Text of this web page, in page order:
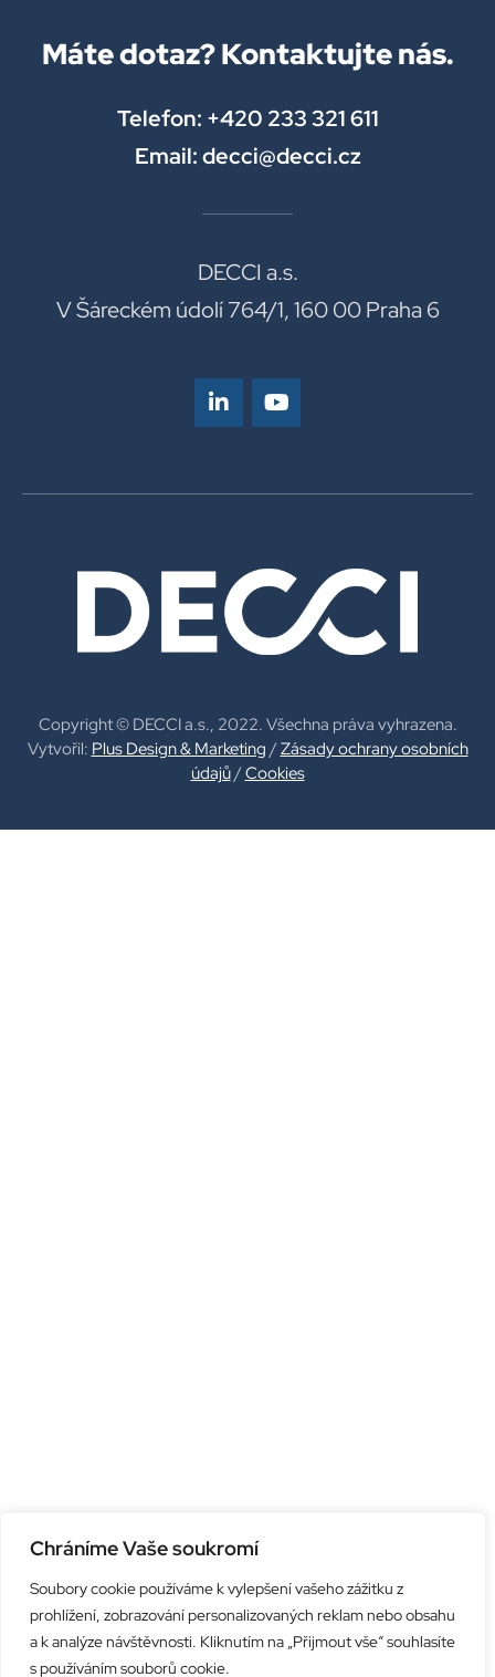
Chráníme Vaše soukromí
Soubory cookie používáme k vylepšení vašeho zážitku z
prohlížení, zobrazování personalizovaných reklam nebo obsahu
a k analýze návštěvnosti. Kliknutím na „Přijmout vše“ souhlasíte
s používáním souborů cookie.
Máte dotaz? Kontaktujte nás.
Telefon: +420 233 321 611
Email: decci@decci.cz
DECCI a.s.
V Šáreckém údolí 764/1, 160 00 Praha 6
Copyright © DECCI a.s., 2022. Všechna práva vyhrazena.
Vytvořil: Plus Design & Marketing /Zásady ochrany osobních
údajů/Cookies